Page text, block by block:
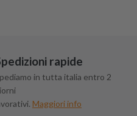
rapide
in tutta italia entro 2
Maggiori info